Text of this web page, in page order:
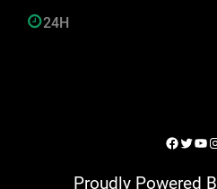
24H
Proudly Powered